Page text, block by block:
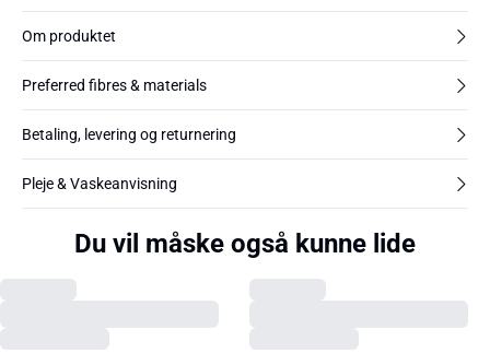
Om produktet
Preferred fibres & materials
Betaling, levering og returnering
Pleje & Vaskeanvisning
Du vil måske også kunne lide